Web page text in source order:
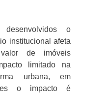
o
institucional afeta
de imóveis
limitado na
urbana, em
o impacto é